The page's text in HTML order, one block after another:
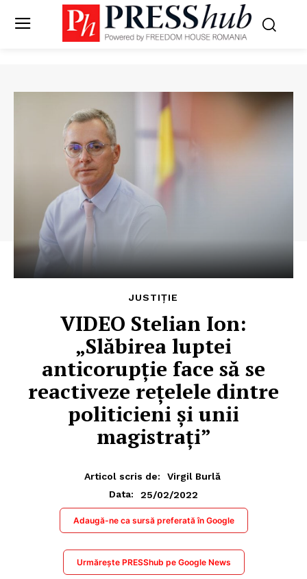
JUSTIȚIE
VIDEO Stelian Ion:
„Slăbirea luptei
anticorupție face să se
reactiveze rețelele dintre
politicieni și unii
magistrați”
Articol scris de:
Virgil Burlă
Data:
25/02/2022
Adaugă-ne ca sursă preferată în Google
Urmărește PRESShub pe Google News